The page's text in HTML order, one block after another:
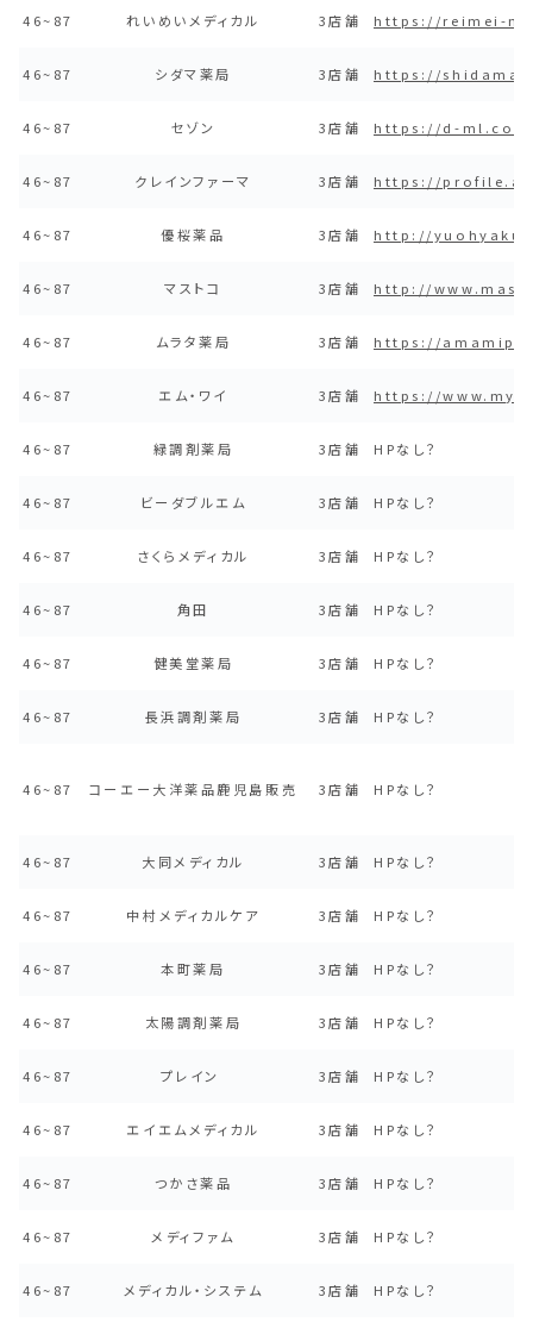
46~87 れいめいメディカル 3店舗 https://reimei-
46~87 シダマ薬局 3店舗 https://
46~87 セゾン 3店舗 https://d-
46~87 クレインファーマ 3店舗 https://
46~87 優桜薬品 3店舗 http://
46~87 マストコ 3店舗 http://
46~87 ムラタ薬局 3店舗 https://
46~87 エム・ワイ 3店舗 https://
46~87 緑調剤薬局 3店舗 HPなし？
46~87 ビーダブルエム 3店舗 HPなし？
46~87 さくらメディカル 3店舗 HPなし？
46~87 角田 3店舗 HPなし？
46~87 健美堂薬局 3店舗 HPなし？
46~87 長浜調剤薬局 3店舗 HPなし？
46~87 コーエー大洋薬品鹿児島販売 3店舗 HPなし？
46~87 大同メディカル 3店舗 HPなし？
46~87 中村メディカルケア 3店舗 HPなし？
46~87 本町薬局 3店舗 HPなし？
46~87 太陽調剤薬局 3店舗 HPなし？
46~87 プレイン 3店舗 HPなし？
46~87 エイエムメディカル 3店舗 HPなし？
46~87 つかさ薬品 3店舗 HPなし？
46~87 メディファム 3店舗 HPなし？
46~87 メディカル・システム 3店舗 HPなし？